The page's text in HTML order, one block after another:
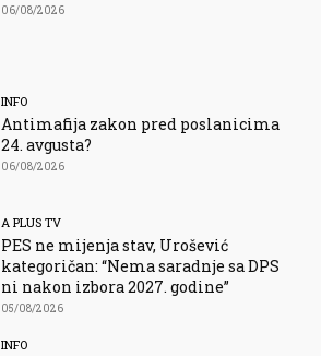
06/08/2026
INFO
Antimafija zakon pred poslanicima
24. avgusta?
06/08/2026
A PLUS TV
PES ne mijenja stav, Urošević
kategoričan: “Nema saradnje sa DPS
ni nakon izbora 2027. godine”
05/08/2026
INFO